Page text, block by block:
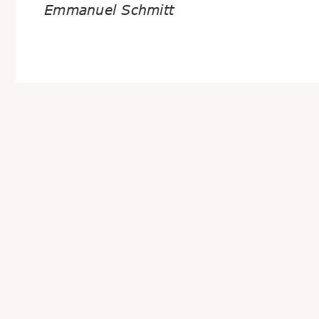
Emmanuel Schmitt